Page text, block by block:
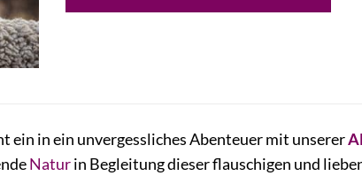
ein in ein unvergessliches Abenteuer mit unserer
Naturin Begleitung dieser flauschigen und